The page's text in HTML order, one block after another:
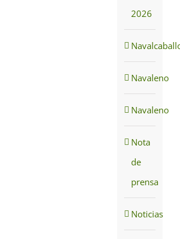
2026
Navaleno
Navaleno
Nota
de
prensa
Noticias